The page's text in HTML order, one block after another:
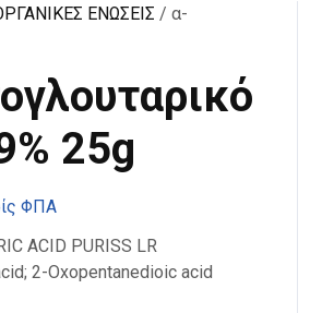
ΕΝΩΣΕΙΣ / α-
25g
ΦΠΑ
ACID PURISS LR
2-Oxopentanedioic acid